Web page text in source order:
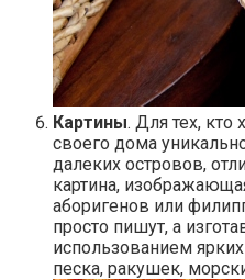
Картины. Для тех, кто
своего дома
далеких островов,
картина,
аборигенов или
просто пишут, а
использованием
песка, ракушек,